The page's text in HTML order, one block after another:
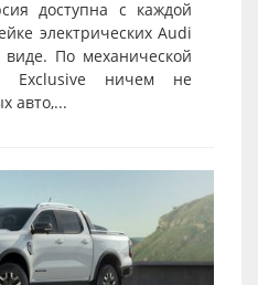
доступна с каждой
электрических Audi
По механической
Exclusive ничем не
авто,...